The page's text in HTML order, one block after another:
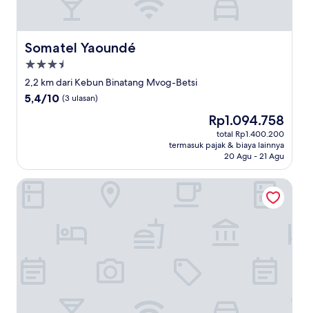
Somatel Yaoundé
Somatel Yaoundé
Properti
bintang
3.5
2,2 km dari Kebun Binatang Mvog-Betsi
5.4
5,4/10 (3 ulasan)
Harga
sekarang
Rp1.094.758
Rp1.094.758
total Rp1.400.200
termasuk pajak & biaya lainnya
20 Agu - 21 Agu
Helen Hotel